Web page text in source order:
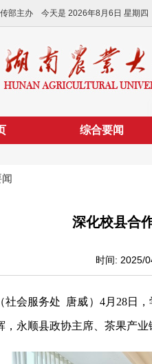
传部主办 今天是 2026年8月6日 星期四
综合要闻
深化校县合
时间: 2025/
社会服务处 唐威） 4月 28日，
，永顺县政协主席、茶果产